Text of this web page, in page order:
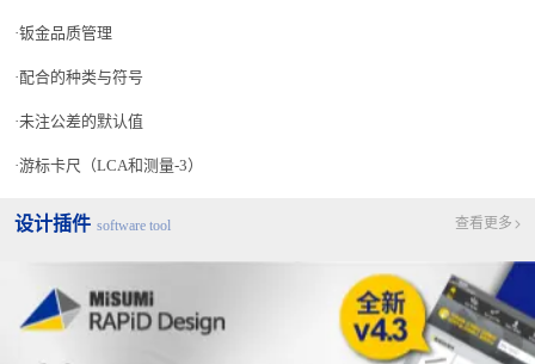
JIS B 0408的金属冲压加工件普通容许差的公差等级：采用B级。
钣金品质管理
配合的种类与符号
未注公差的默认值
游标卡尺（LCA和测量-3）
设计插件 software tool 查看更多